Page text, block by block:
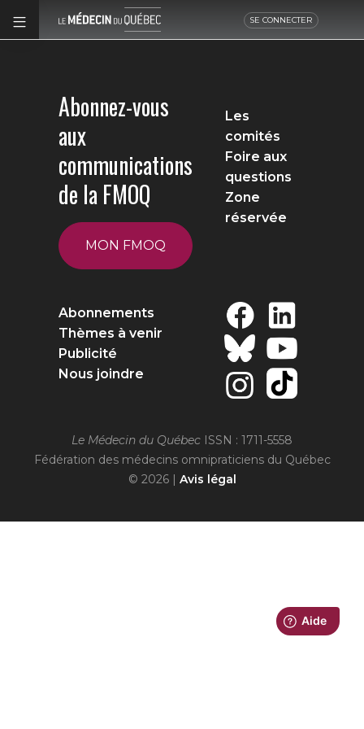
SE CONNECTER
Abonnez-vous
aux
communications
de la FMOQ
MON FMOQ
Les
comités
Foire aux
questions
Zone
réservée
Abonnements
Thèmes à venir
Publicité
Nous joindre
Le Médecin du Québec ISSN : 1711-5558
Fédération des médecins omnipraticiens du Québec
© 2026 | Avis légal